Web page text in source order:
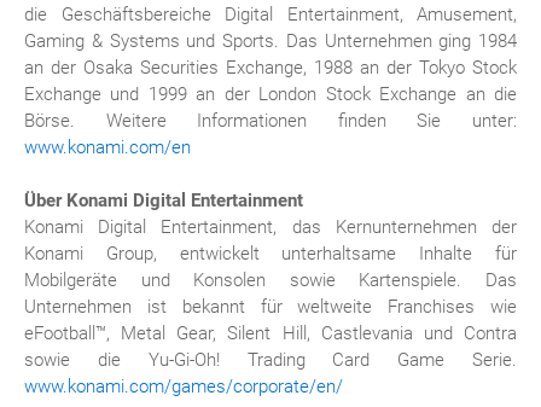
die Geschäftsbereiche Digital Entertainment, Amusement,
Gaming & Systems und Sports. Das Unternehmen ging 1984
an der Osaka Securities Exchange, 1988 an der Tokyo Stock
Exchange und 1999 an der London Stock Exchange an die
Börse. Weitere Informationen finden Sie unter:
www.konami.com/en
Über Konami Digital Entertainment
Konami Digital Entertainment, das Kernunternehmen der
Konami Group, entwickelt unterhaltsame Inhalte für
Mobilgeräte und Konsolen sowie Kartenspiele. Das
Unternehmen ist bekannt für weltweite Franchises wie
eFootball™, Metal Gear, Silent Hill, Castlevania und Contra
sowie die Yu-Gi-Oh! Trading Card Game Serie.
www.konami.com/games/corporate/en/